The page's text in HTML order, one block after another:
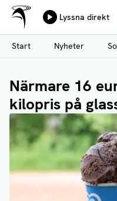
Hoppa
till
huvudinnehåll
Ålands Radio & TV
Lyssna direkt
Start
Nyheter
Närmare 16
kilopris på